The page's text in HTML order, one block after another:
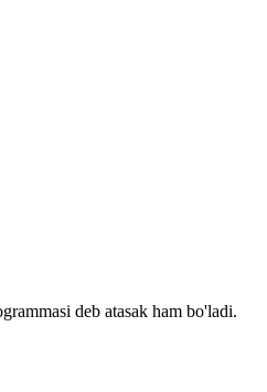
deb atasak ham bo'ladi.